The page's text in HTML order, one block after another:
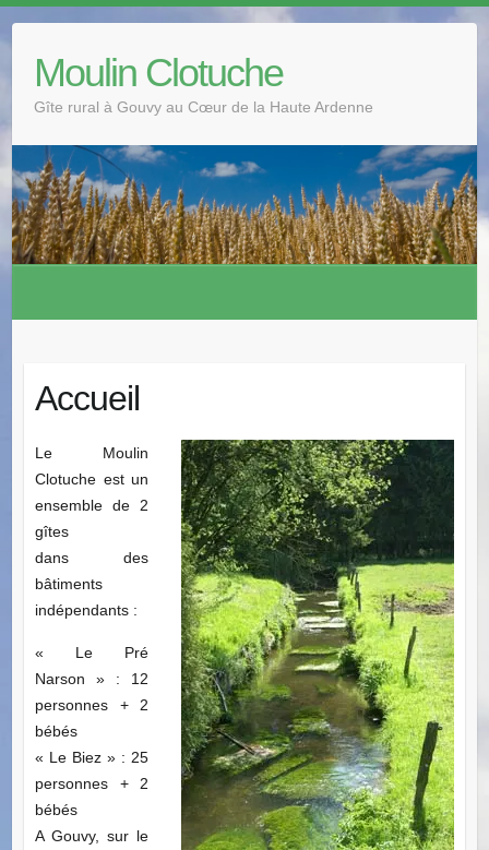
to
contentMoulin Clotuche
Gîte rural à Gouvy au Cœur de la Haute Ardenne
Accueil
Le Moulin
Clotuche est un
ensemble de 2
gîtes
dans des
bâtiments
indépendants :
« Le Pré
Narson » : 12
personnes + 2
bébés
« Le Biez » : 25
personnes + 2
bébés
A Gouvy, sur le